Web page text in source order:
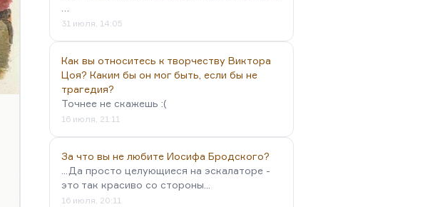
31 июля, 14:05
Как вы относитесь к творчеству Виктора
Цоя? Каким бы он мог быть, если бы не
трагедия?
Точнее не скажешь :(
16 июля, 21:11
За что вы не любите Иосифа Бродского?
...Да просто целующиеся на эскалаторе -
это так красиво со стороны...
16 июля, 20:11